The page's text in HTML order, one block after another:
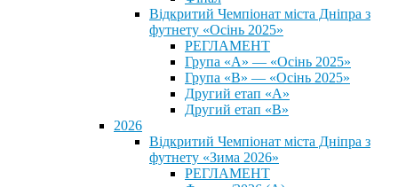
Відкритий Чемпіонат міста Дніпра з
футнету «Осінь 2025»
РЕГЛАМЕНТ
Група «А» — «Осінь 2025»
Група «В» — «Осінь 2025»
Другий етап «А»
Другий етап «В»
2026
Відкритий Чемпіонат міста Дніпра з
футнету «Зима 2026»
РЕГЛАМЕНТ